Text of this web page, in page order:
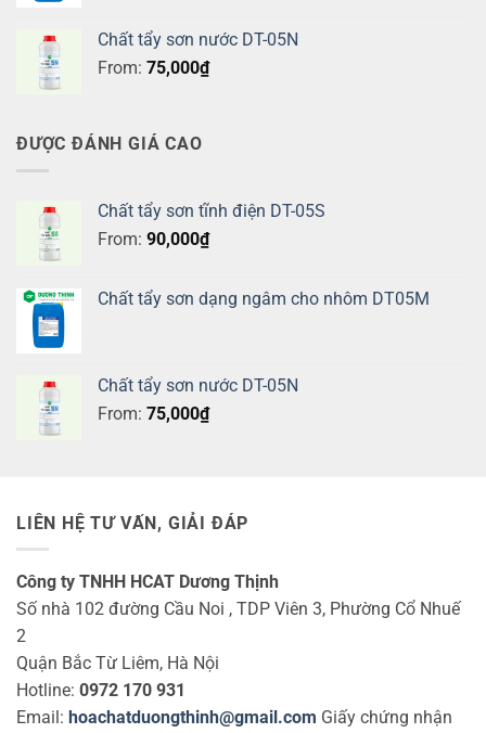
Chất tẩy sơn nước DT-05N
From: 75,000₫
ĐƯỢC ĐÁNH GIÁ CAO
Chất tẩy sơn tĩnh điện DT-05S
From: 90,000₫
Chất tẩy sơn dạng ngâm cho nhôm DT05M
Chất tẩy sơn nước DT-05N
From: 75,000₫
LIÊN HỆ TƯ VẤN, GIẢI ĐÁP
Công ty TNHH HCAT Dương Thịnh
Số nhà 102 đường Cầu Noi , TDP Viên 3, Phường Cổ Nhuế
2
Quận Bắc Từ Liêm, Hà Nội
Hotline: 0972 170 931
Email: hoachatduongthinh@gmail.com Giấy chứng nhận